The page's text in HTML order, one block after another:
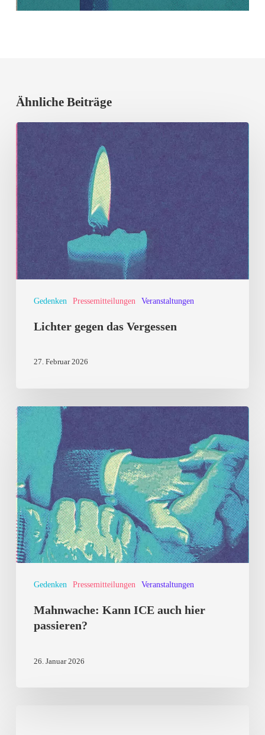
Ähnliche Beiträge
Gedenken Pressemitteilungen Veranstaltungen
Lichter
gegen
Vergessen
Lichter gegen das Vergessen
27. Februar 2026
Gedenken Pressemitteilungen Veranstaltungen
Mahnwache:
Kann
ICE
auch
hier
passieren?
Mahnwache: Kann ICE auch hier
passieren?
26. Januar 2026